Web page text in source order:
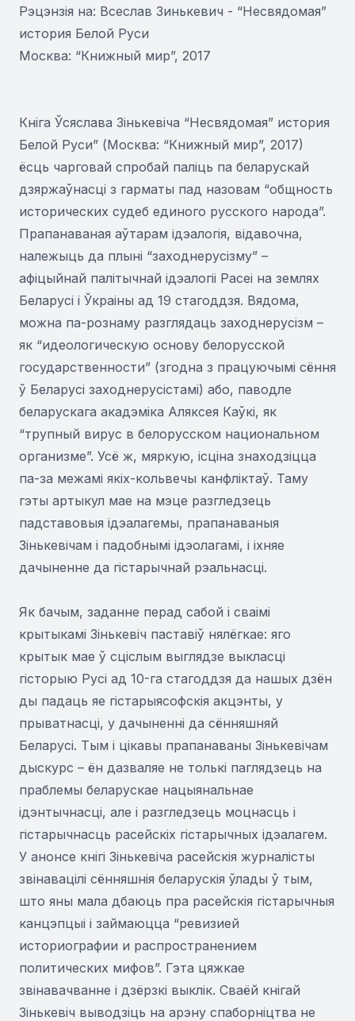
Рэцэнзія на: Всеслав Зинькевич - “Несвядомая”
история Белой Руси
Москва: “Книжный мир”, 2017
Кніга Ўсяслава Зінькевіча “Несвядомая” история
Белой Руси” (Москва: “Книжный мир”, 2017)
ёсць чарговай спробай паліць па беларускай
дзяржаўнасці з гарматы пад назовам “общность
исторических судеб единого русского народа”.
Прапанаваная аўтарам ідэалогія, відавочна,
належыць да плыні “заходнерусізму” –
афіцыйнай палітычнай ідэалогіі Расеі на землях
Беларусі і Ўкраіны ад 19 стагоддзя. Вядома,
можна па-рознаму разглядаць заходнерусізм –
як “идеологическую основу белорусской
государственности” (згодна з працуючымі сёння
ў Беларусі заходнерусістамі) або, паводле
беларускага акадэміка Аляксея Каўкі, як
“трупный вирус в белорусском национальном
организме”. Усё ж, мяркую, ісціна знаходзіцца
па-за межамі якіх-кольвечы канфліктаў. Таму
гэты артыкул мае на мэце разгледзець
падставовыя ідэалагемы, прапанаваныя
Зінькевічам і падобнымі ідэолагамі, і іхняе
дачыненне да гістарычнай рэальнасці.
Як бачым, заданне перад сабой і сваімі
крытыкамі Зінькевіч паставіў нялёгкае: яго
крытык мае ў сціслым выглядзе выкласці
гісторыю Русі ад 10-га стагоддзя да нашых дзён
ды падаць яе гістарыясофскія акцэнты, у
прыватнасці, у дачыненні да сённяшняй
Беларусі. Тым і цікавы прапанаваны Зінькевічам
дыскурс – ён дазваляе не толькі паглядзець на
праблемы беларускае нацыянальнае
ідэнтычнасці, але і разгледзець моцнасць і
гістарычнасць расейскіх гістарычных ідэалагем.
У анонсе кнігі Зінькевіча расейскія журналісты
звінавацілі сённяшнія беларускія ўлады ў тым,
што яны мала дбаюць пра расейскія гістарычныя
канцэпцыі і займаюцца “ревизией
историографии и распространением
политических мифов”. Гэта цяжкае
звінавачванне і дзёрзкі выклік. Сваёй кнігай
Зінькевіч выводзіць на арэну спаборніцтва не